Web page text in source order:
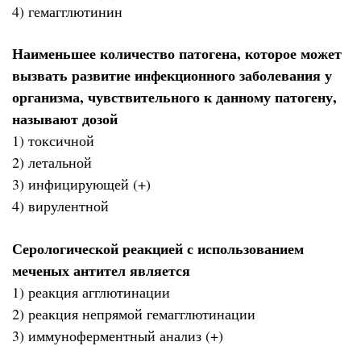
4) гемагглютинин
Наименьшее количество патогена, которое может
вызвать развитие инфекционного заболевания у
организма, чувствительного к данному патогену,
называют дозой
1) токсичной
2) летальной
3) инфицирующей (+)
4) вирулентной
Серологической реакцией с использованием
меченых антител является
1) реакция агглютинации
2) реакция непрямой гемагглютинации
3) иммуноферментный анализ (+)